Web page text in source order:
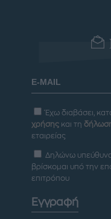
Έχω διαβάσει,
χρήσης και τη
εταιρείας
Δηλώνω υπεύθυνα
βρίσκομαι υπό την
επιτρόπου
Εγγραφή